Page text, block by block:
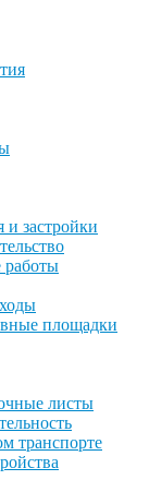
и застройки
работы
площадки
листы
транспорте